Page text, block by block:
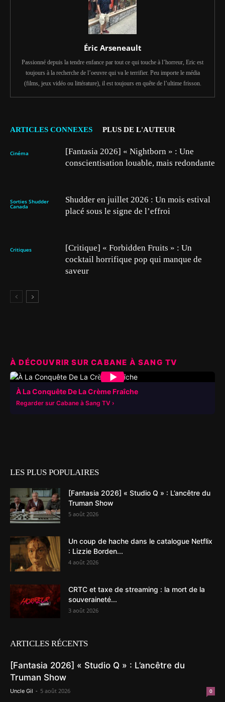
Éric Arseneault
Passionné depuis la tendre enfance par tout ce qui touche à l’horreur, Eric est
toujours à la recherche de l’oeuvre qui va le terrifier. Peu importe le média
(films, jeux vidéo ou littérature), il est toujours en quête de l’ultime frisson.
ARTICLES CONNEXES PLUS DE L'AUTEUR
Cinéma
[Fantasia 2026] « Nightborn » : Une
conscientisation louable, mais redondante
Sorties Shudder
Canada
Shudder en juillet 2026 : Un mois estival
placé sous le signe de l’effroi
Critiques
[Critique] « Forbidden Fruits » : Un
cocktail horrifique pop qui manque de
saveur
À DÉCOUVRIR SUR CABANE À SANG TV
▶
À La Conquête De La Crème Fraîche
Regarder sur Cabane à Sang TV
LES PLUS POPULAIRES
[Fantasia 2026] « Studio Q » : L’ancêtre du
Truman Show
5 août 2026
Un coup de hache dans le catalogue Netflix
: Lizzie Borden...
4 août 2026
CRTC et taxe de streaming : la mort de la
souveraineté...
3 août 2026
ARTICLES RÉCENTS
[Fantasia 2026] « Studio Q » : L’ancêtre du
Truman Show
Uncle Gil - 5 août 2026 0